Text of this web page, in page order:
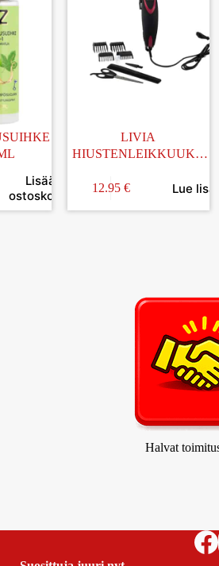
Lisää
ostoskoriin
LIVIA
HIUSTENLEIKKUUKO
12.95 € Lue lisää
Halvat